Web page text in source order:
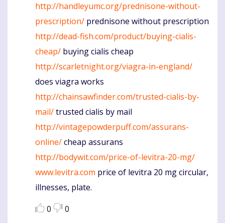
http://handleyumc.org/prednisone-without-
prescription/ prednisone without prescription
http://dead-fish.com/product/buying-cialis-
cheap/ buying cialis cheap
http://scarletnight.org/viagra-in-england/
does viagra works
http://chainsawfinder.com/trusted-cialis-by-
mail/trusted cialis by mail
http://vintagepowderpuff.com/assurans-
online/cheap assurans
http://bodywit.com/price-of-levitra-20-mg/
www.levitra.com price of levitra 20 mg circular,
illnesses, plate.
0
0